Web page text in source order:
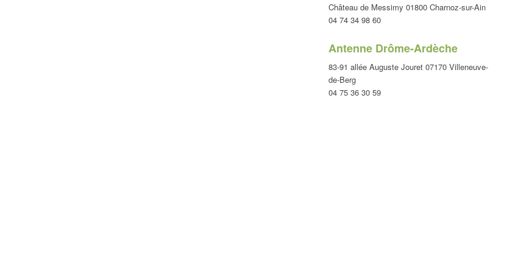
Château de Messimy 01800 Charnoz-sur-Ain
04 74 34 98 60
Antenne Drôme-Ardèche
83-91 allée Auguste Jouret 07170 Villeneuve-
de-Berg
04 75 36 30 59